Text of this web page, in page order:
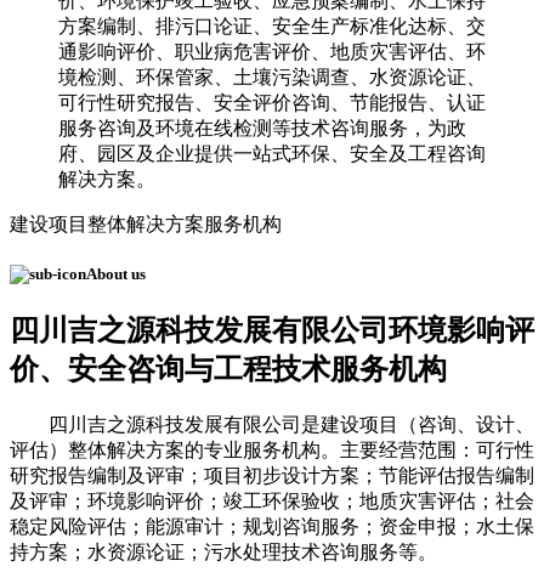
建设项目整体解决方案服务机构
About us
四川吉之源科技发展有限公司环境影响评
价、安全咨询与工程技术服务机构
四川吉之源科技发展有限公司是建设项目（咨询、设计、
评估）整体解决方案的专业服务机构。主要经营范围：可行性
研究报告编制及评审；项目初步设计方案；节能评估报告编制
及评审；环境影响评价；竣工环保验收；地质灾害评估；社会
稳定风险评估；能源审计；规划咨询服务；资金申报；水土保
持方案；水资源论证；污水处理技术咨询服务等。